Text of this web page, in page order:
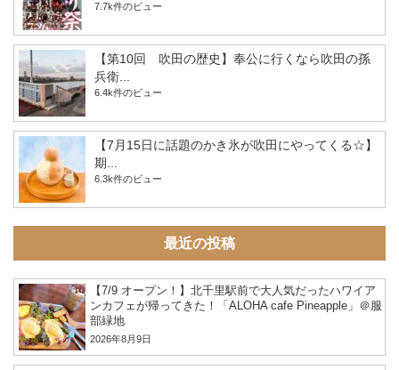
7.7k件のビュー
【第10回 吹田の歴史】奉公に行くなら吹田の孫
兵衛...
6.4k件のビュー
【7月15日に話題のかき氷が吹田にやってくる☆】
期...
6.3k件のビュー
最近の投稿
【7/9 オープン！】北千里駅前で大人気だったハワイア
ンカフェが帰ってきた！「ALOHA cafe Pineapple」＠服
部緑地
2026年8月9日